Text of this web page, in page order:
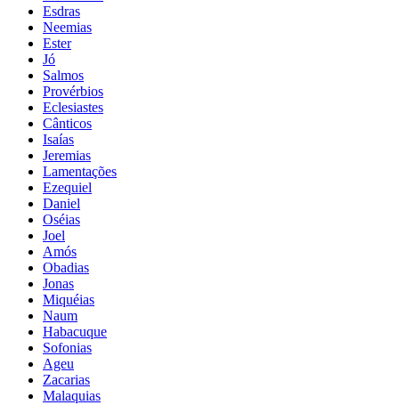
Esdras
Neemias
Ester
Jó
Salmos
Provérbios
Eclesiastes
Cânticos
Isaías
Jeremias
Lamentações
Ezequiel
Daniel
Oséias
Joel
Amós
Obadias
Jonas
Miquéias
Naum
Habacuque
Sofonias
Ageu
Zacarias
Malaquias